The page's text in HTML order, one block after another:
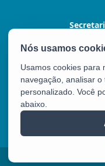
Av. César
Tel.:
Usamos cookies para
navegação, analisar
personalizado. Você
abaixo.